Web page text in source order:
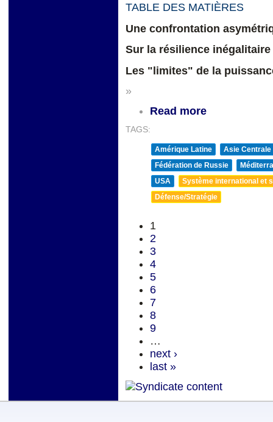
TABLE DES MATIÈRES
Une confrontation
Sur la résilience inégalitaire
Les "limites" de la
»
Read more
TAGS:
Amérique Latine
Asie Centrale
Fédération de Russie
USA
Système international et
Défense/Stratégie
1
2
3
4
5
6
7
8
9
…
next ›
last »